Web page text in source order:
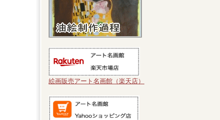
絵画販売アート名画館（楽天店）